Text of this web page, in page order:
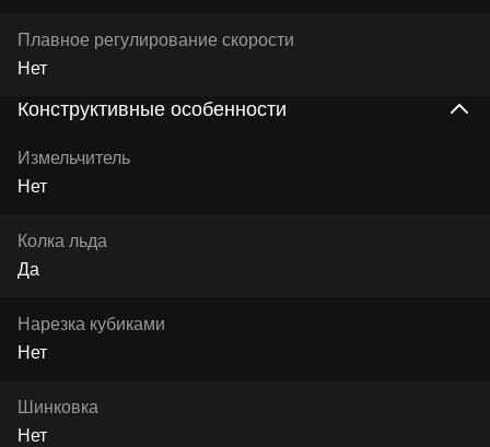
Плавное регулирование скорости
Нет
Конструктивные особенности
Измельчитель
Нет
Колка льда
Да
Нарезка кубиками
Нет
Шинковка
Нет